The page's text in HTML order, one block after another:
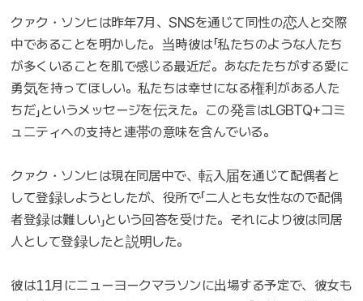
クァク・ソンヒは昨年7月、SNSを通じて同性の恋人と交際
中であることを明かした。当時彼は「私たちのような人たち
が多くいることを肌で感じる最近だ。あなたたちがする愛に
勇気を持ってほしい。私たちは幸せになる権利がある人た
ちだ」というメッセージを伝えた。この発言はLGBTQ+コミ
ュニティへの支持と連帯の意味を含んでいる。
クァク・ソンヒは現在同居中で、転入届を通じて配偶者と
して登録しようとしたが、役所で「二人とも女性なので配偶
者登録は難しい」という回答を受けた。それにより彼は同居
人として登録したと説明した。
彼は11月にニューヨークマラソンに出場する予定で、彼女も